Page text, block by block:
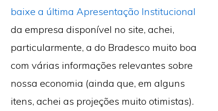
baixe a última Apresentação Institucional
da empresa disponível no site, achei,
particularmente, a do Bradesco muito boa
com várias informações relevantes sobre
nossa economia (ainda que, em alguns
itens, achei as projeções muito otimistas).